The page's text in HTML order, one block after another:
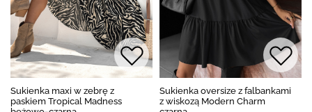
Sukienka maxi w zebrę z
paskiem Tropical Madness
Sukienka oversize z falbankami
z wiskozą Modern Charm